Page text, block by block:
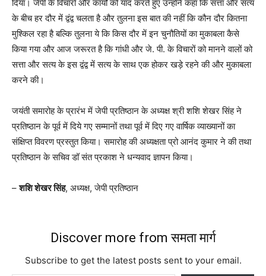
दिया। जेपी के विचारों और कार्यों को याद करते हुए उन्होंने कहा कि सत्ता और सत्य
के बीच हर दौर में द्वंद्व चलता है और तुलना इस बात की नहीं कि कौन दौर कितना
मुश्किल रहा है बल्कि तुलना ये कि किस दौर में इन चुनौतियों का मुकाबला कैसे
किया गया और आज जरूरत है कि गांधी और जे. पी. के विचारों को मानने वालों को
सत्ता और सत्य के इस द्वंद्व में सत्य के साथ एक होकर खड़े रहने की और मुकाबला
करने की।
जयंती समारोह के प्रारंभ में जेपी प्रतिष्ठान के अध्यक्ष श्री शशि शेखर सिंह ने
प्रतिष्ठान के पूर्व में दिये गए सम्मानों तथा पूर्व में दिए गए वार्षिक व्याख्यानों का
संक्षिप्त विवरण प्रस्तुत किया। समारोह की अध्यक्षता प्रो आनंद कुमार ने की तथा
प्रतिष्ठान के सचिव डॉ संत प्रकाश ने धन्यवाद ज्ञापन किया।
–शशि शेखर सिंह, अध्यक्ष, जेपी प्रतिष्ठान
Discover more from समता मार्ग
Subscribe to get the latest posts sent to your email.
Type your email…